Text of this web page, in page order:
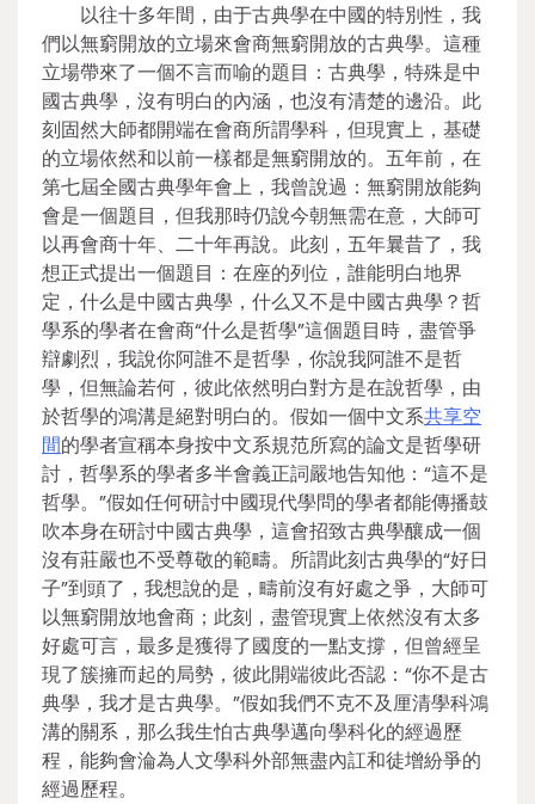
以往十多年間，由于古典學在中國的特別性，我
們以無窮開放的立場來會商無窮開放的古典學。這種
立場帶來了一個不言而喻的題目：古典學，特殊是中
國古典學，沒有明白的內涵，也沒有清楚的邊沿。此
刻固然大師都開端在會商所謂學科，但現實上，基礎
的立場依然和以前一樣都是無窮開放的。五年前，在
第七屆全國古典學年會上，我曾說過：無窮開放能夠
會是一個題目，但我那時仍說今朝無需在意，大師可
以再會商十年、二十年再說。此刻，五年曩昔了，我
想正式提出一個題目：在座的列位，誰能明白地界
定，什么是中國古典學，什么又不是中國古典學？哲
學系的學者在會商“什么是哲學”這個題目時，盡管爭
辯劇烈，我說你阿誰不是哲學，你說我阿誰不是哲
學，但無論若何，彼此依然明白對方是在說哲學，由
於哲學的鴻溝是絕對明白的。假如一個中文系共享空
間的學者宣稱本身按中文系規范所寫的論文是哲學研
討，哲學系的學者多半會義正詞嚴地告知他：“這不是
哲學。”假如任何研討中國現代學問的學者都能傳播鼓
吹本身在研討中國古典學，這會招致古典學釀成一個
沒有莊嚴也不受尊敬的範疇。所謂此刻古典學的“好日
子”到頭了，我想說的是，疇前沒有好處之爭，大師可
以無窮開放地會商；此刻，盡管現實上依然沒有太多
好處可言，最多是獲得了國度的一點支撐，但曾經呈
現了簇擁而起的局勢，彼此開端彼此否認：“你不是古
典學，我才是古典學。”假如我們不克不及厘清學科鴻
溝的關系，那么我生怕古典學邁向學科化的經過歷
程，能夠會淪為人文學科外部無盡內訌和徒增紛爭的
經過歷程。